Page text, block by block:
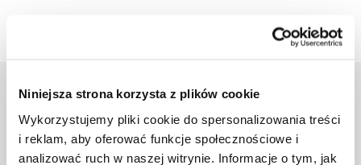
Niniejsza strona korzysta z plików cookie
Wykorzystujemy pliki cookie do spersonalizowania treści
i reklam, aby oferować funkcje społecznościowe i
analizować ruch w naszej witrynie. Informacje o tym, jak
Aktualności